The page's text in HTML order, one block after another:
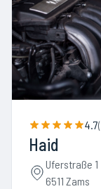
4.7(
Haid
Uferstraße 1
6511 Zams